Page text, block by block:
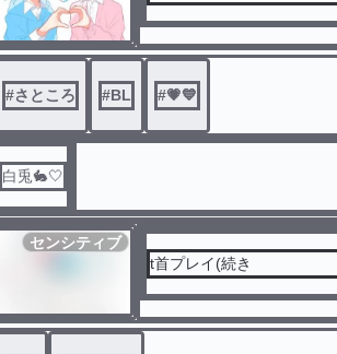
#さところ #BL #💗💙
白兎🐇🤍
センシティブ
t首プレイ(続き